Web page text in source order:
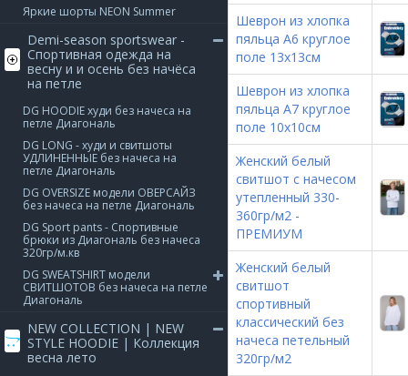
Яркие шорты NEON Summer
Demi-season sportswear -
Спортивная одежда на
весну и и осень без начёса
на петле
DG HOODIE худи без начеса на
петле Диагональ
DG LONG - худи и свитшоты
УДЛИНЕННЫЕ без начеса на
петле Диагональ
DG OVERSIZE модели ОВЕРСАЙЗ
без начеса на петле Диагональ
DG Sport pants - Спортивные
брюки из Диагональ без начеса
320гр/м.кв
DG SWEATSHIRT модели
СВИТШОТОВ без начеса на петле
Диагональ
NEW COLLECTION | NEW
STYLE HOODIE | Коллекция
весна лето
Шеврон из хлопка
пяльца А6 круглое
поле 13х13см
Шеврон из хлопка
пяльца А7 круглое
поле 10х10см
Женский белый
свитшот с начесом
утепленный 330-
360гр/м2 -
ПРЕМИУМ
Женский белый
свитшот
спортивный
классический без
начеса петельный
320гр/м2